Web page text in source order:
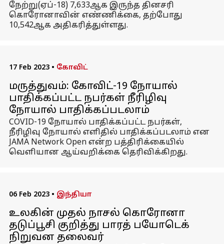
நேற்று(ஏப்-18) 7,633ஆக இருந்த தினசரி
கொரோனாவின் எண்ணிக்கை, தற்போது
10,542ஆக அதிகரித்துள்ளது.
17 Feb 2023 • கோவிட்
மருத்துவம்: கோவிட்-19 நோயால்
பாதிக்கப்பட்ட நபர்கள் நீரிழிவு
நோயால் பாதிக்கப்படலாம்
COVID-19 நோயால் பாதிக்கப்பட்ட நபர்கள்,
நீரிழிவு நோயால் எளிதில் பாதிக்கப்படலாம் என
JAMA Network Open என்ற பத்திரிக்கையில்
வெளியான ஆய்வறிக்கை தெரிவிக்கிறது.
06 Feb 2023 • இந்தியா
உலகின் முதல் நாசல் கொரோனா
தடுப்பூசி குறித்து பாரத் பயோடெக்
நிறுவன தலைவர்